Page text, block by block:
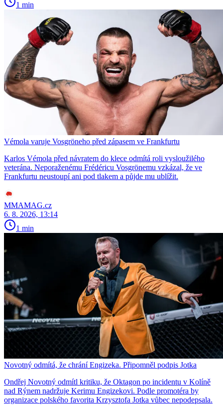
1 min
Vémola varuje Vosgröneho před zápasem ve Frankfurtu
Karlos Vémola před návratem do klece odmítá roli vysloužilého
veterána. Neporaženému Frédéricu Vosgrönemu vzkázal, že ve
Frankfurtu neustoupí ani pod tlakem a půjde mu ublížit.
MMAMAG.cz
6. 8. 2026, 13:14
1 min
Novotný odmítá, že chrání Engizeka. Připomněl podpis Jotka
Ondřej Novotný odmítl kritiku, že Oktagon po incidentu v Kolíně
nad Rýnem nadržuje Kerimu Engizekovi. Podle promotéra by
organizace polského favorita Krzysztofa Jotka vůbec nepodepsala.